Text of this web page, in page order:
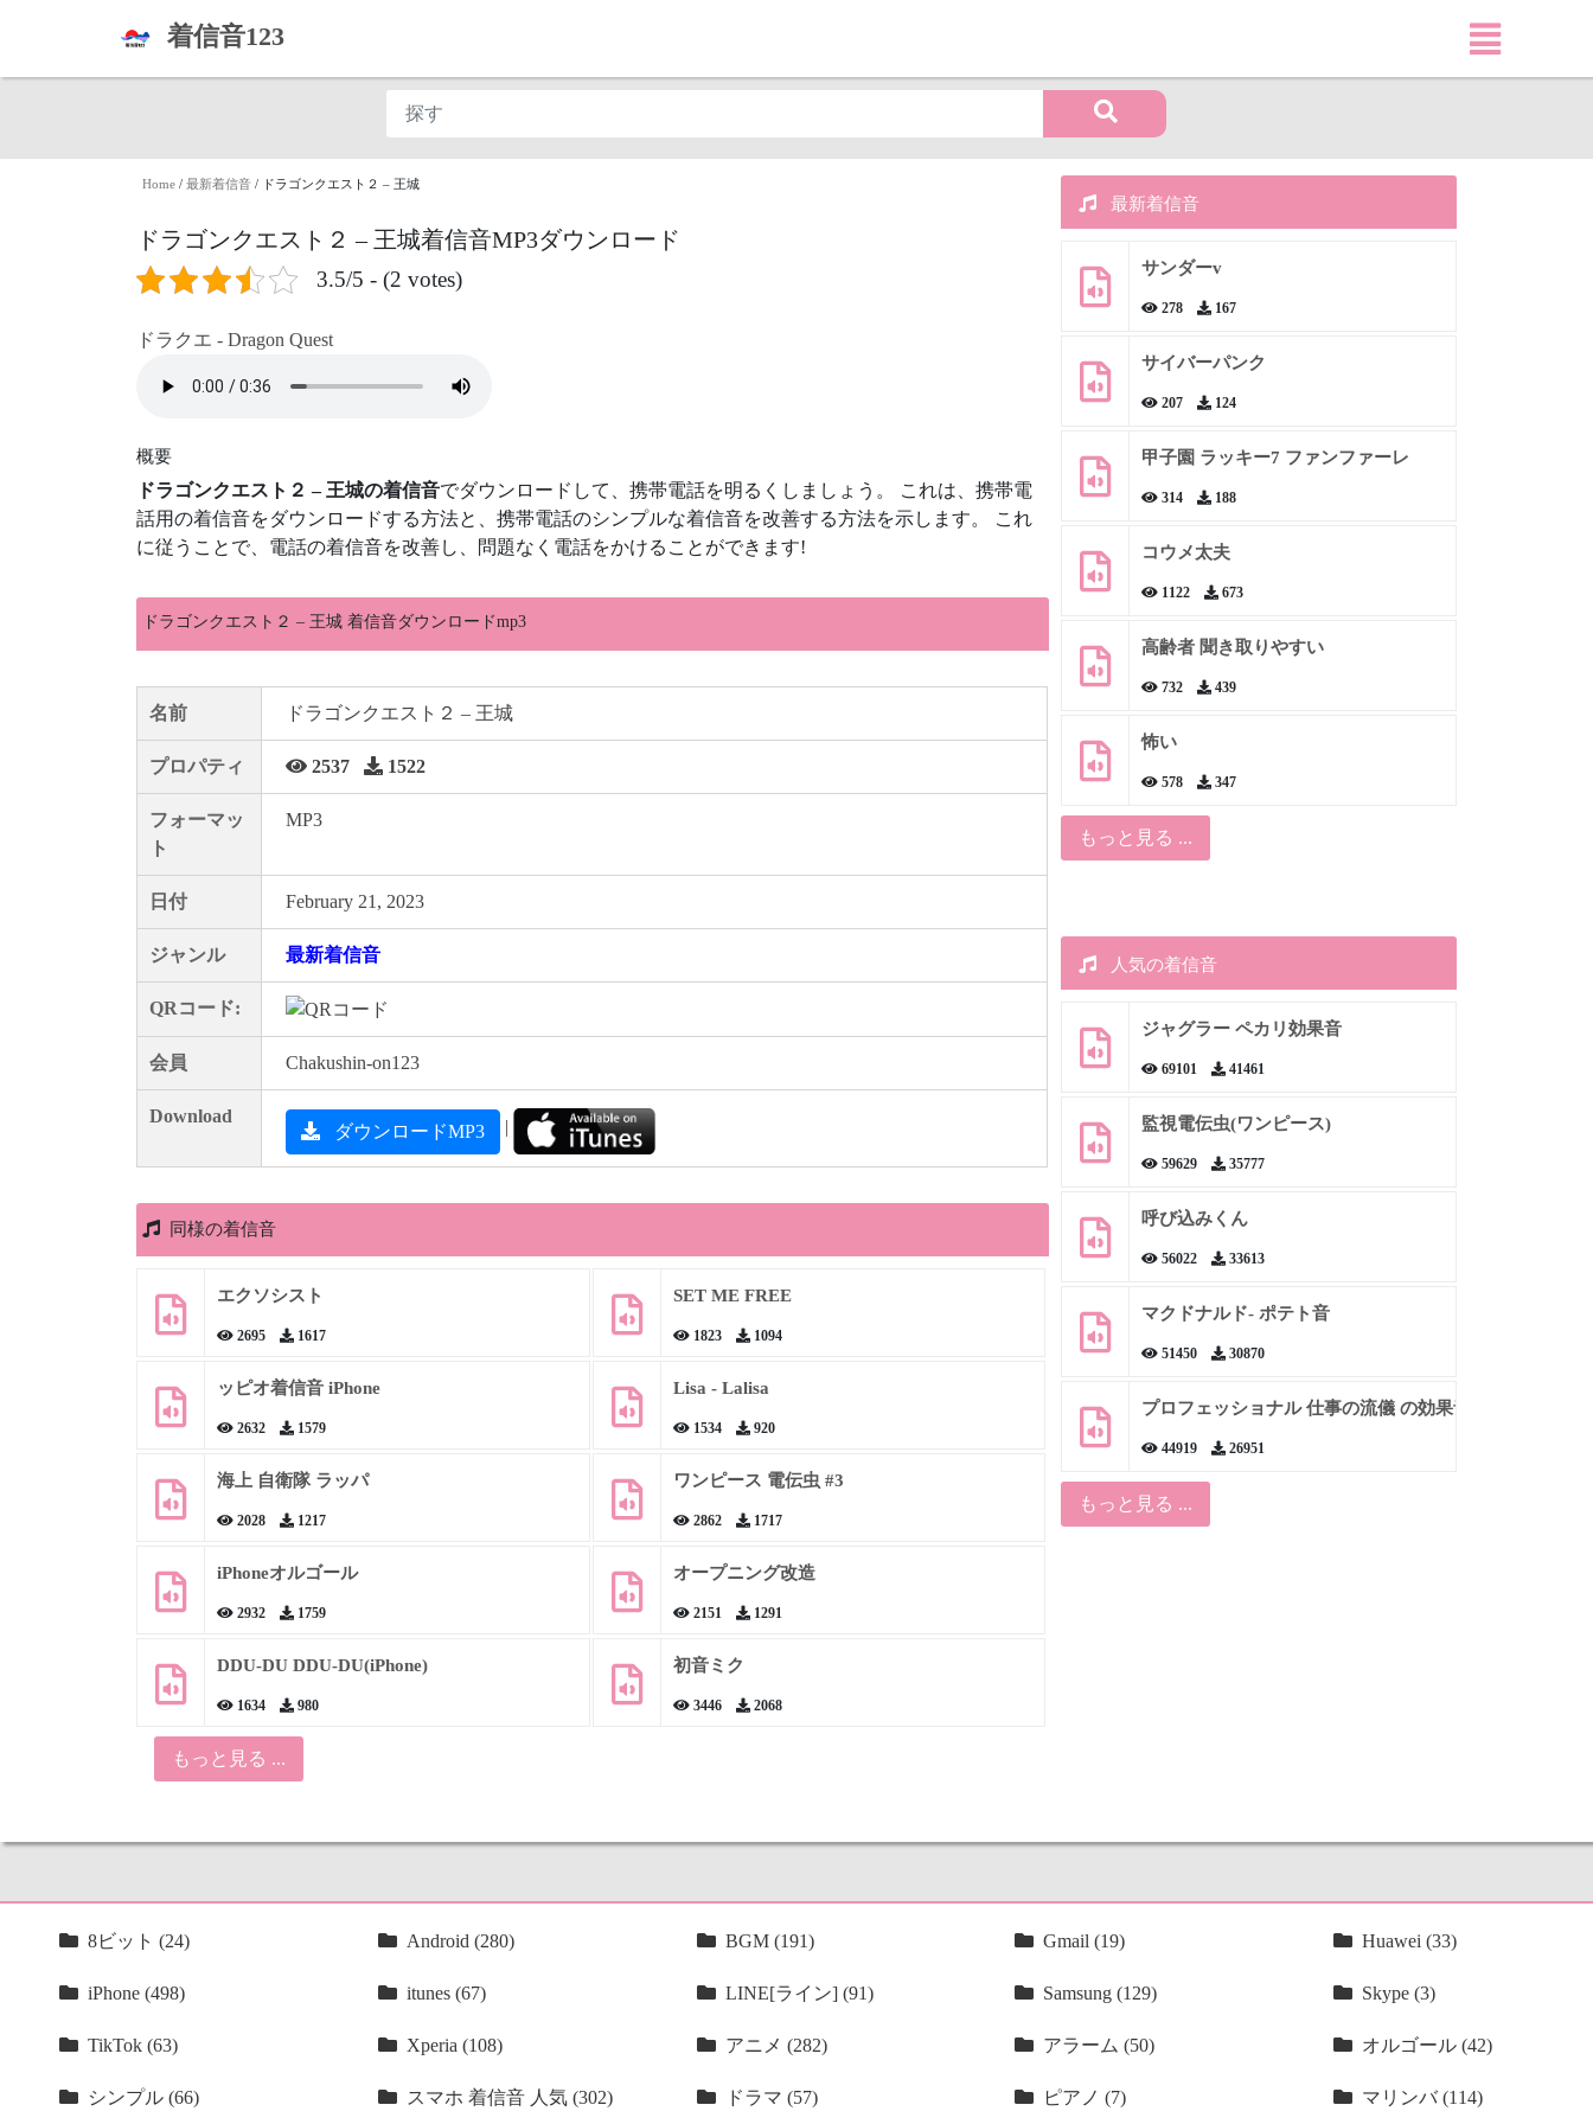
着信音123
Home / 最新着信音 / ドラゴンクエスト２ – 王城
ドラゴンクエスト２ – 王城着信音MP3ダウンロード
3.5/5 - (2 votes)
ドラクエ - Dragon Quest
概要
ドラゴンクエスト２ – 王城の着信音でダウンロードして、携帯電話を明るくしましょう。 これは、携帯電
話用の着信音をダウンロードする方法と、携帯電話のシンプルな着信音を改善する方法を示します。 これ
に従うことで、電話の着信音を改善し、問題なく電話をかけることができます!
ドラゴンクエスト２ – 王城 着信音ダウンロードmp3
名前 ドラゴンクエスト２ – 王城
プロパティ 2537 1522
フォーマッ
ト
MP3
日付 February 21, 2023
ジャンル 最新着信音
QRコード:
会員 Chakushin-on123
Download
ダウンロードMP3 |
同様の着信音
エクソシスト
2695 1617
SET ME FREE
1823 1094
ッピオ着信音 iPhone
2632 1579
Lisa - Lalisa
1534 920
海上 自衛隊 ラッパ
2028 1217
ワンピース 電伝虫 #3
2862 1717
iPhoneオルゴール
2932 1759
オープニング改造
2151 1291
DDU-DU DDU-DU(iPhone)
1634 980
初音ミク
3446 2068
もっと見る ...
最新着信音
サンダーv
278 167
サイバーパンク
207 124
甲子園 ラッキー7 ファンファーレ
314 188
コウメ太夫
1122 673
高齢者 聞き取りやすい
732 439
怖い
578 347
もっと見る ...
人気の着信音
ジャグラー ペカリ効果音
69101 41461
監視電伝虫(ワンピース)
59629 35777
呼び込みくん
56022 33613
マクドナルド- ポテト音
51450 30870
プロフェッショナル 仕事の流儀 の効果音
44919 26951
もっと見る ...
8ビット (24) Android (280) BGM (191) Gmail (19) Huawei (33)
iPhone (498) itunes (67) LINE[ライン] (91) Samsung (129) Skype (3)
TikTok (63) Xperia (108) アニメ (282) アラーム (50) オルゴール (42)
シンプル (66) スマホ 着信音 人気 (302) ドラマ (57) ピアノ (7) マリンバ (114)